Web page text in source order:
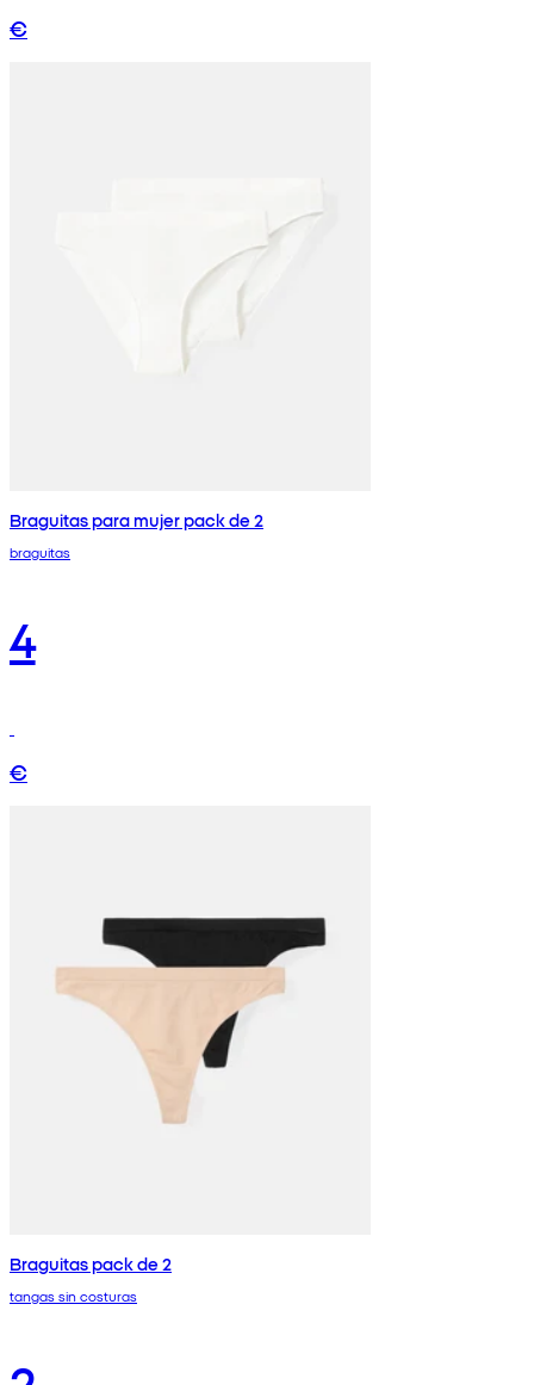
€
Braguitas para mujer pack de 2
braguitas
4
€
Braguitas pack de 2
tangas sin costuras